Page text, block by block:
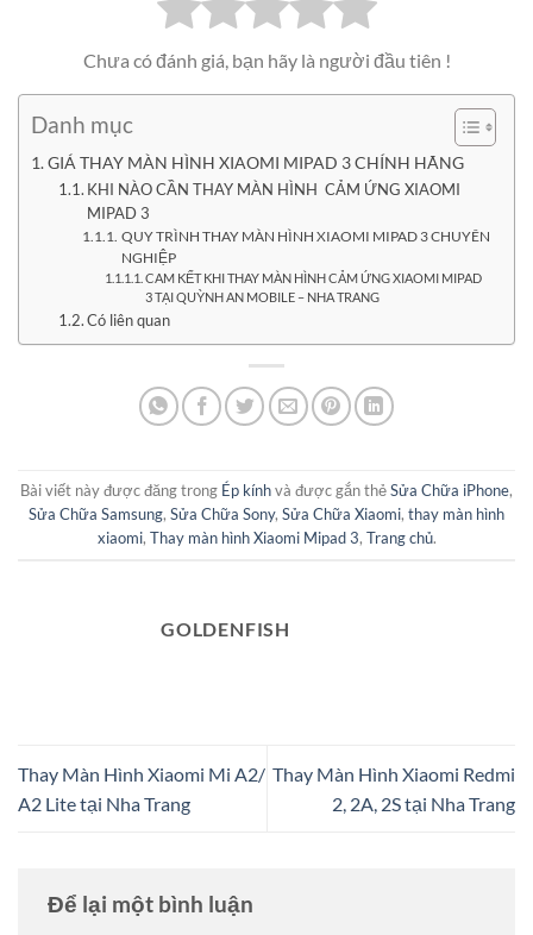
Chưa có đánh giá, bạn hãy là người đầu tiên !
Danh mục
GIÁ THAY MÀN HÌNH XIAOMI MIPAD 3 CHÍNH HÃNG
KHI NÀO CẦN THAY MÀN HÌNH CẢM ỨNG XIAOMI
MIPAD 3
QUY TRÌNH THAY MÀN HÌNH XIAOMI MIPAD 3 CHUYÊN
NGHIỆP
CAM KẾT KHI THAY MÀN HÌNH CẢM ỨNG XIAOMI MIPAD
3 TẠI QUỲNH AN MOBILE – NHA TRANG
Có liên quan
Bài viết này được đăng trong Ép kínhvà được gắn thẻSửa Chữa iPhone,
Sửa Chữa Samsung, Sửa Chữa Sony, Sửa Chữa Xiaomi, thay màn hình
xiaomi, Thay màn hình Xiaomi Mipad 3, Trang chủ.
GOLDENFISH
Thay Màn Hình Xiaomi Mi A2/
A2 Lite tại Nha Trang
Thay Màn Hình Xiaomi Redmi
2, 2A, 2S tại Nha Trang
Để lại một bình luận